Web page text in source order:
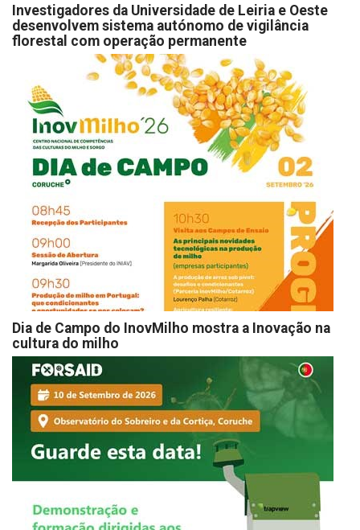
Investigadores da Universidade de Leiria e Oeste
desenvolvem sistema autónomo de vigilância
florestal com operação permanente
Dia de Campo do InovMilho mostra a Inovação na
cultura do milho